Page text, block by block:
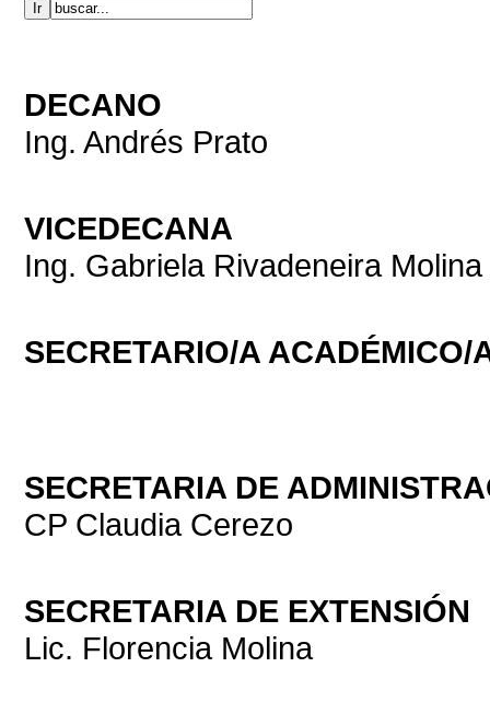
DECANO
Ing. Andrés Prato
VICEDECANA
Ing. Gabriela Rivadeneira Molina
SECRETARIO/A ACADÉMICO/
SECRETARIA DE
CP Claudia Cerezo
SECRETARIA DE EXTENSIÓN
Lic. Florencia Molina